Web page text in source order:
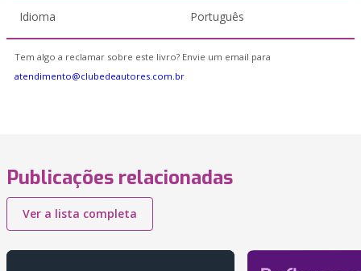
Idioma Português
Tem algo a reclamar sobre este livro? Envie um email para
atendimento@clubedeautores.com.br
Publicações relacionadas
Ver a lista completa